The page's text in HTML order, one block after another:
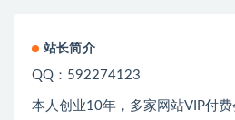
站长简介
QQ：592274123
本人创业10年，多家网站VIP付费